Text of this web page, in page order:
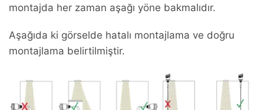
montajda her zaman aşağı yöne bakmalıdır.
Aşağıda ki görselde hatalı montajlama ve doğru
montajlama belirtilmiştir.